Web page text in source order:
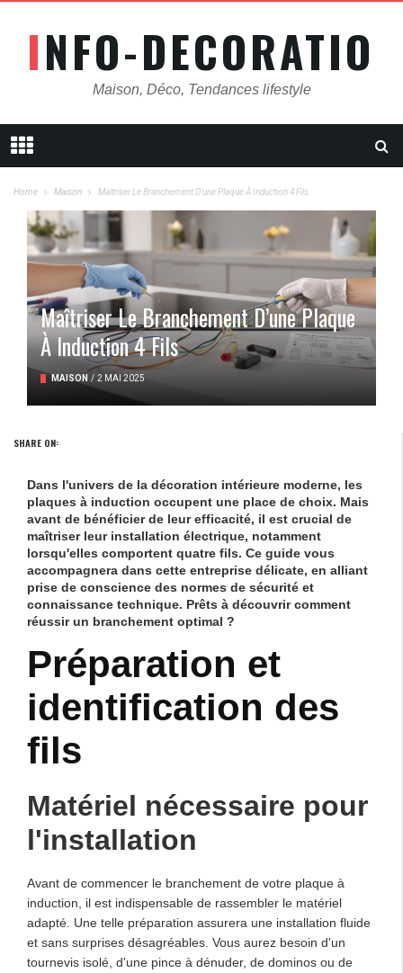
INFO-DECORATION
Maison, Déco, Tendances lifestyle
Home Maison Maîtriser Le Branchement D’une Plaque À Induction 4 Fils
Maîtriser Le Branchement D’une Plaque
À Induction 4 Fils
MAISON / 2 MAI 2025
SHARE ON:
Dans l'univers de la décoration intérieure moderne, les
plaques à induction occupent une place de choix. Mais
avant de bénéficier de leur efficacité, il est crucial de
maîtriser leur installation électrique, notamment
lorsqu'elles comportent quatre fils. Ce guide vous
accompagnera dans cette entreprise délicate, en alliant
prise de conscience des normes de sécurité et
connaissance technique. Prêts à découvrir comment
réussir un branchement optimal ?
Préparation et
identification des
fils
Matériel nécessaire pour
l'installation
Avant de commencer le branchement de votre plaque à
induction, il est indispensable de rassembler le matériel
adapté. Une telle préparation assurera une installation fluide
et sans surprises désagréables. Vous aurez besoin d'un
tournevis isolé, d'une pince à dénuder, de dominos ou de